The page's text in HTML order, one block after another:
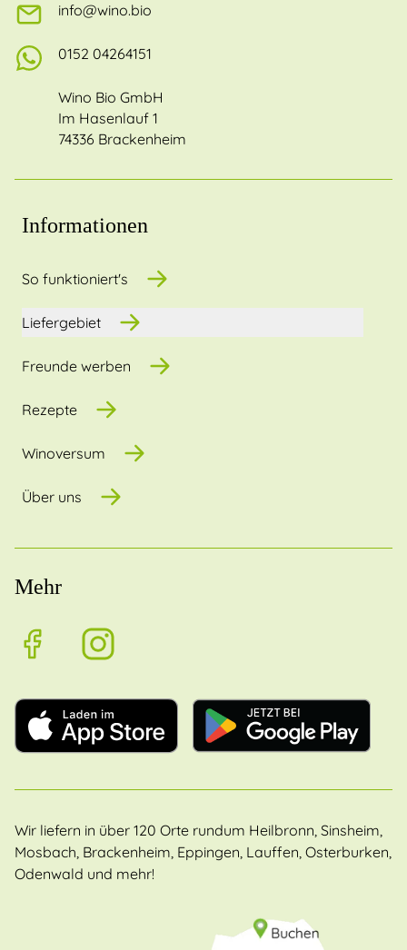
info@wino.bio
0152 04264151
Wino Bio GmbH
Im Hasenlauf 1
74336 Brackenheim
Informationen
So funktioniert's
Liefergebiet
Freunde werben
Rezepte
Winoversum
Über uns
Mehr
Wir liefern in über 120 Orte rundum Heilbronn, Sinsheim,
Mosbach, Brackenheim, Eppingen, Lauffen, Osterburken,
Odenwald und mehr!